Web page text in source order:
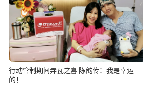
行动管制期间弄瓦之喜 陈韵传：我是幸运
的！